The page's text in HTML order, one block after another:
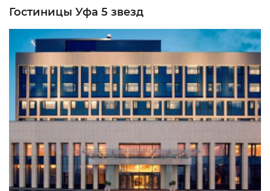
Гостиницы Уфа 5 звезд